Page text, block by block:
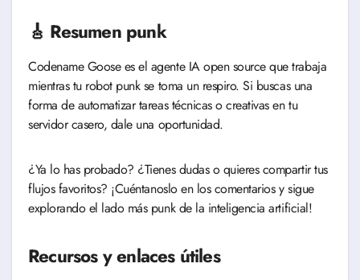
🎸 Resumen punk
Codename Goose es el agente IA open source que trabaja
mientras tu robot punk se toma un respiro. Si buscas una
forma de automatizar tareas técnicas o creativas en tu
servidor casero, dale una oportunidad.
¿Ya lo has probado? ¿Tienes dudas o quieres compartir tus
flujos favoritos? ¡Cuéntanoslo en los comentarios y sigue
explorando el lado más punk de la inteligencia artificial!
Recursos y enlaces útiles